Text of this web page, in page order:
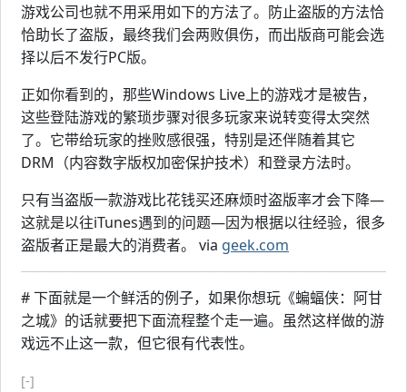
游戏公司也就不用采用如下的方法了。防止盗版的方法恰
恰助长了盗版，最终我们会两败俱伤，而出版商可能会选
择以后不发行PC版。
正如你看到的，那些Windows Live上的游戏才是被告，
这些登陆游戏的繁琐步骤对很多玩家来说转变得太突然
了。它带给玩家的挫败感很强，特别是还伴随着其它
DRM（内容数字版权加密保护技术）和登录方法时。
只有当盗版一款游戏比花钱买还麻烦时盗版率才会下降—
这就是以往iTunes遇到的问题—因为根据以往经验，很多
盗版者正是最大的消费者。 via geek.com
# 下面就是一个鲜活的例子，如果你想玩《蝙蝠侠：阿甘
之城》的话就要把下面流程整个走一遍。虽然这样做的游
戏远不止这一款，但它很有代表性。
[-]